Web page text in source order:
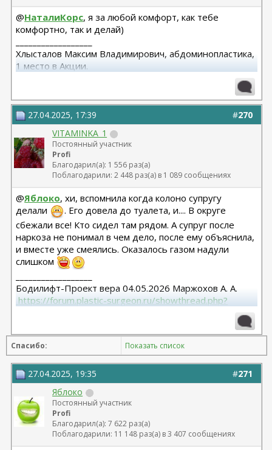
@НаталиКорс, я за любой комфорт, как тебе
комфортно, так и делай)
Хлысталов Максим Владимирович, абдоминопластика,
1 место в Акции.
#270
27.04.2025, 17:39
VITAMINKA_1
Постоянный участник
Profi
Благодарил(а): 1 556 раз(а)
Поблагодарили: 2 448 раз(а) в 1 089 сообщениях
@Яблоко, хи, вспомнила когда колоно супругу
делали
. Его довела до туалета, и.... В округе
сбежали все! Кто сидел там рядом. А супруг после
наркоза не понимал в чем дело, после ему объяснила,
и вместе уже смеялись. Оказалось газом надули
слишком
Бодилифт-Проект вера 04.05.2026 Маржохов А. А.
https://forum.plastic-surgeon.ru/showthread.php?
Грудь - ментор 325 сс+ высокий профиль.База 11,5 от
06.04.2023
Липосакция подбородка 18.12.2023
Спасибо: Показать список
#271
27.04.2025, 19:35
Яблоко
Постоянный участник
Profi
Благодарил(а): 7 622 раз(а)
Поблагодарили: 11 148 раз(а) в 3 407 сообщениях